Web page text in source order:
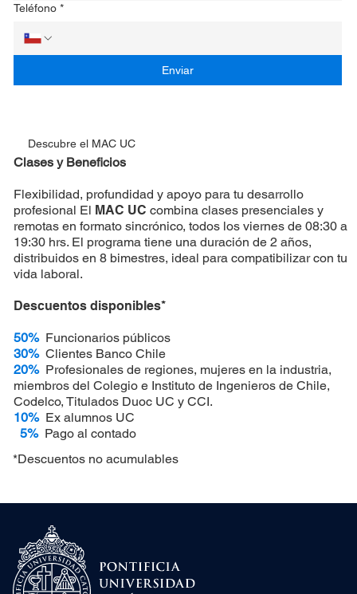
Descubre el MAC UC
Clases y Beneficios
Flexibilidad, profundidad y apoyo para tu desarrollo
profesional El MAC UC combina clases presenciales y
remotas en formato sincrónico, todos los viernes de 08:30 a
19:30 hrs. El programa tiene una duración de 2 años,
distribuidos en 8 bimestres, ideal para compatibilizar con tu
vida laboral.
Descuentos disponibles*
50%Funcionarios públicos
30% Clientes Banco Chile
20% Profesionales de regiones, mujeres en la industria,
miembros del Colegio e Instituto de Ingenieros de Chile,
Codelco, Titulados Duoc UC y CCI.
10%Ex alumnos UC
5% Pago al contado
*Descuentos no acumulables
Teléfono *
Enviar